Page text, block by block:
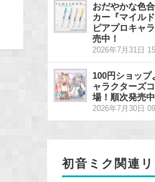
おだやかな色
カー『マイル
ピアプロキャ
売中！
2026年7月31日
100円ショップ
ャラクターズ
場！順次発売
2026年7月30日
初音ミク関連リ